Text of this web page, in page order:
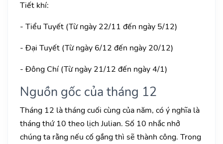
Tiết khí:
- Tiểu Tuyết (Từ ngày 22/11 đến ngày 5/12)
- Đại Tuyết (Từ ngày 6/12 đến ngày 20/12)
- Đông Chí (Từ ngày 21/12 đến ngày 4/1)
Nguồn gốc của tháng 12
Tháng 12 là tháng cuối cùng của năm, có ý nghĩa là
tháng thứ 10 theo lịch Julian. Số 10 nhắc nhở
chúng ta rằng nếu cố gắng thì sẽ thành công. Trong